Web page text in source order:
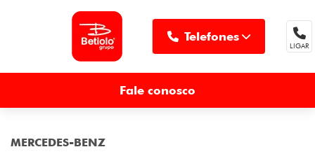
Telefones
LIGAR
Fale conosco
MERCEDES-BENZ